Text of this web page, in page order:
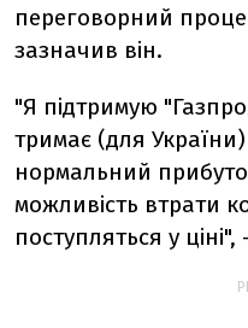
переговорний
зазначив він.
"Я підтримую
тримає (для
нормальний
можливість втрати
поступляться у